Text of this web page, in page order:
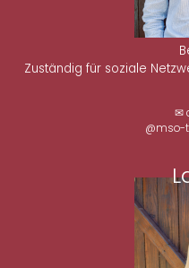
Zuständig für soziale
✉
@mso-